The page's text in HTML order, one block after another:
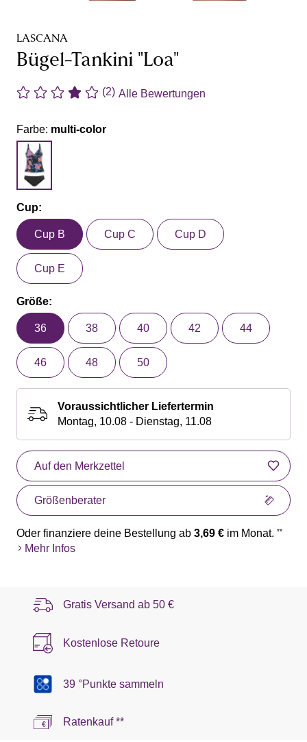
LASCANA
Bügel-Tankini "Loa"
(2) Alle Bewertungen
Farbe: multi-color
Cup:
Cup B Cup C Cup D
Cup E
Größe:
36 38 40 42 44
46 48 50
Voraussichtlicher Liefertermin
Montag, 10.08 - Dienstag, 11.08
Auf den Merkzettel
Größenberater
Oder finanziere deine Bestellung ab 3,69 € im Monat. **
Mehr Infos
Gratis Versand ab 50 €
Kostenlose Retoure
39 °Punkte sammeln
Ratenkauf **